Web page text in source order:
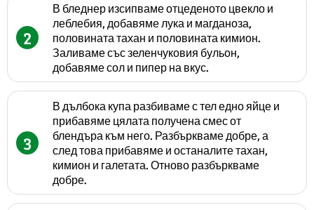
2
В бледнер изсипваме отцеденото цвекло и
леблебия, добавяме лука и магданоза,
половината тахан и половината кимион.
Заливаме със зеленчуковия бульон,
добавяме сол и пипер на вкус.
3
В дълбока купа разбиваме с тел едно яйце и
прибавяме цялата получена смес от
блендъра към него. Разбъркваме добре, а
след това прибавяме и останалите тахан,
кимион и галетата. Отново разбъркваме
добре.